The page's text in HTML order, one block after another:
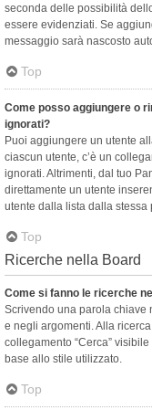
seconda delle possibilità
essere evidenziati. Se
messaggio sarà nascosto
Top
Come posso aggiungere o
ignorati?
Puoi aggiungere un utente
ciascun utente, c’è un
ignorati. Altrimenti, dal tuo
direttamente un utente
utente dalla lista dalla stessa
Top
Ricerche nella Board
Come si fanno le ricerche
Scrivendo una parola chiave
e negli argomenti. Alla
collegamento “Cerca”
base allo stile utilizzato.
Top